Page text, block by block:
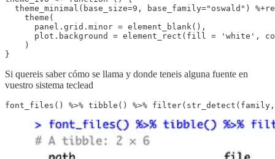
theme_minimal(base_size=9, base_family="oswald")
    theme(
      panel.grid.minor = element_blank(),
plot.background = element_rect(fill = 'white',
    )
}
Si quereis saber cómo se llama y donde teneis alguna fuente en
vuestro sistema teclead
font_files() %>% tibble() %>%